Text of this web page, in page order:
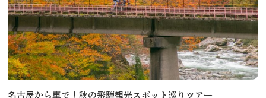
名古屋から車で！秋の飛騨観光スポット巡りツアー